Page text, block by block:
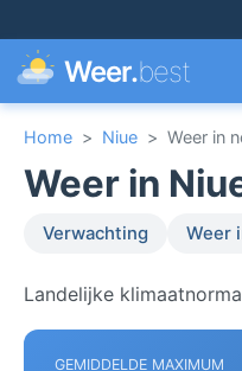
Weer.best
Home > Niue > Weer in
Weer in
Verwachting Weer
Landelijke
GEMIDDELDE MAXIMUM